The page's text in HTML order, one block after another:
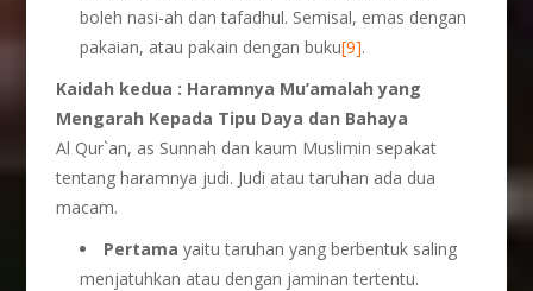
boleh nasi-ah dan tafadhul. Semisal, emas dengan
pakaian, atau pakain dengan buku[9].
Kaidah kedua : Haramnya Mu’amalah yang
Mengarah Kepada Tipu Daya dan Bahaya
Al Qur`an, as Sunnah dan kaum Muslimin sepakat
tentang haramnya judi. Judi atau taruhan ada dua
macam.
Pertamayaitu taruhan yang berbentuk saling
menjatuhkan atau dengan jaminan tertentu.